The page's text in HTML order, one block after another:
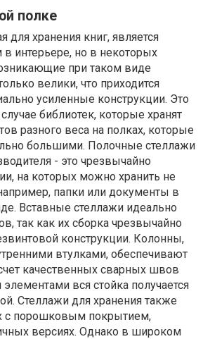
полке
для хранения книг, является
интерьере, но в некоторых
при таком виде
велики, что приходится
усиленные конструкции. Это
библиотек, которые хранят
разного веса на полках, которые
большими. Полочные стеллажи
- это чрезвычайно
на которых можно хранить не
папки или документы в
Вставные стеллажи идеально
так как их сборка чрезвычайно
конструкции. Колонны,
втулками, обеспечивают
качественных сварных швов
вся стойка получается
Стеллажи для хранения также
с порошковым покрытием,
версиях. Однако в широком